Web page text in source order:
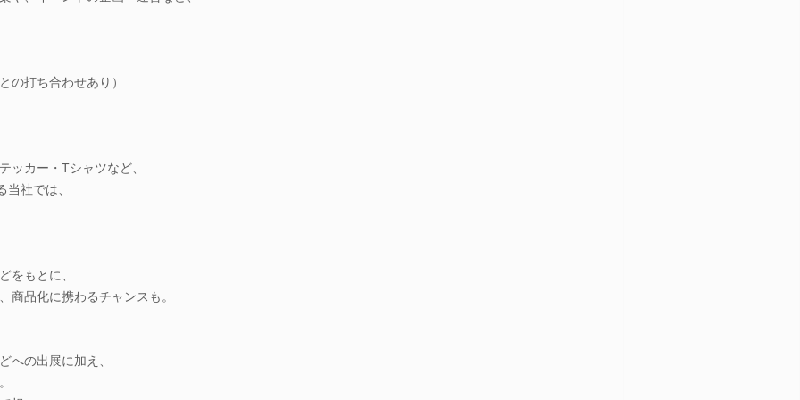
の打ち合わせあり）
ッカー・Tシャツなど、
社では、
をもとに、
商品化に携わるチャンスも。
への出展に加え、